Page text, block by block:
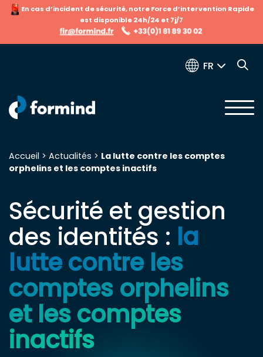
En cas d’incident de sécurité, notre Force d’intervention Rapide
est disponible 24h/24 et 7j/7
FR
Recherche pour :
Accueil > Actualités > La lutte contre les comptes
orphelins et les comptes inactifs
Sécurité et gestion
des identités : la
lutte contre les
comptes orphelins
et les comptes
inactifs